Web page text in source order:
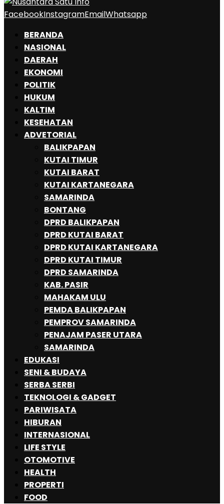
FacebookInstagramEmailWhatsapp
BERANDA
NASIONAL
DAERAH
EKONOMI
POLITIK
HUKUM
KALTIM
KESEHATAN
ADVETORIAL
BALIKPAPAN
KUTAI TIMUR
KUTAI BARAT
KUTAI KARTANEGARA
SAMARINDA
BONTANG
DPRD BALIKPAPAN
DPRD KUTAI BARAT
DPRD KUTAI KARTANEGARA
DPRD KUTAI TIMUR
DPRD SAMARINDA
KAB. PASIR
MAHAKAM ULU
PEMDA BALIKPAPAN
PEMPROV SAMARINDA
PENAJAM PASER UTARA
SAMARINDA
EDUKASI
SENI & BUDAYA
SERBA SERBI
TEKNOLOGI & GADGET
PARIWISATA
HIBURAN
INTERNASIONAL
LIFE STYLE
OTOMOTIVE
HEALTH
PROPERTI
FOOD